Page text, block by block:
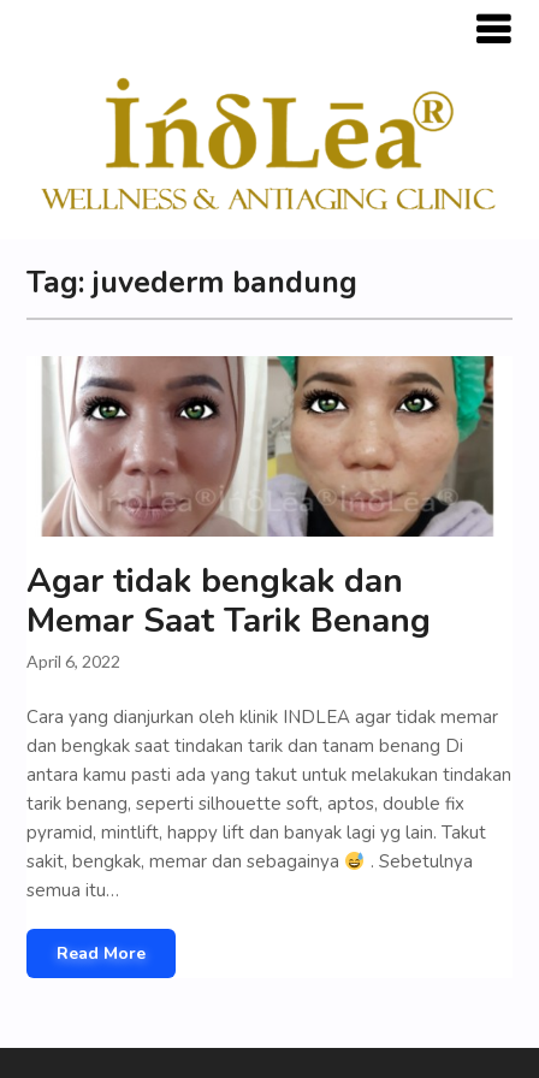
Tag:juvederm bandung
Agar tidak bengkak dan
Memar Saat Tarik Benang
April 6, 2022
Cara yang dianjurkan oleh klinik INDLEA agar tidak memar
dan bengkak saat tindakan tarik dan tanam benang Di
antara kamu pasti ada yang takut untuk melakukan tindakan
tarik benang, seperti silhouette soft, aptos, double fix
pyramid, mintlift, happy lift dan banyak lagi yg lain. Takut
sakit, bengkak, memar dan sebagainya
. Sebetulnya
semua itu…
Read More